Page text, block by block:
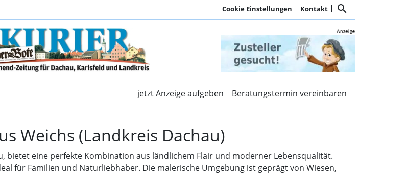
Cookie Einstellungen Kontakt search
(Landkreis Dachau) | Kurier Dachau
jetzt Anzeige aufgeben Beratungstermin vereinbaren
Weichs (Landkreis Dachau)
bietet eine perfekte Kombination aus ländlichem Flair und moderner Lebensqualität.
für Familien und Naturliebhaber. Die malerische Umgebung ist geprägt von Wiesen,